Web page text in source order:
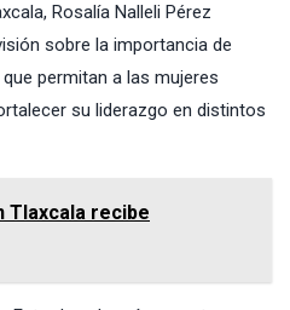
Rosalía Nalleli Pérez
sobre la importancia de
permitan a las mujeres
su liderazgo en distintos
Tlaxcala recibe